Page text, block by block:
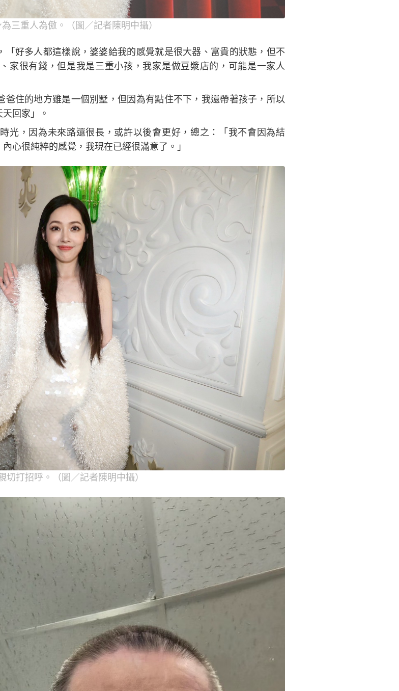
三重人為傲。（圖／記者陳明中攝）
好多人都這樣說，婆婆給我的感覺就是很大器、富貴的狀態，但不
家很有錢，但是我是三重小孩，我家是做豆漿店的，可能是一家人
住的地方雖是一個別墅，但因為有點住不下，我還帶著孩子，所以
回家」。
光，因為未來路還很長，或許以後會更好，總之：「我不會因為結
心很純粹的感覺，我現在已經很滿意了。」
切打招呼。（圖／記者陳明中攝）